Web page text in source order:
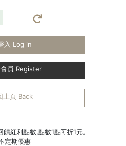
入 Log in
會員 Register
上頁 Back
紅利點數,點數1點可折1元。
定期優惠